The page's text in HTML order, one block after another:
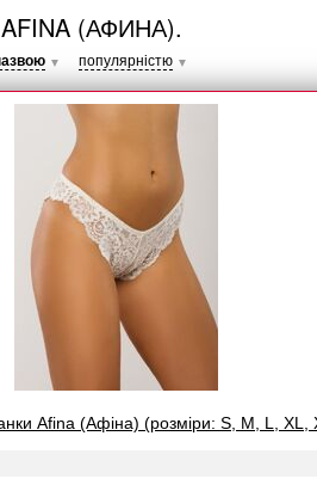
(АФИНА).
▼ популярністю ▼
Afina (Афіна) (розміри: S, M, L, XL,